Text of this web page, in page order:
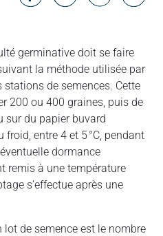
germinative doit se faire
la méthode utilisée par
de semences. Cette
200 ou 400 graines, puis de
sur du papier buvard
entre 4 et 5 °C, pendant
dormance
remis à une température
s’effectue après une
lot de semence est le nombre